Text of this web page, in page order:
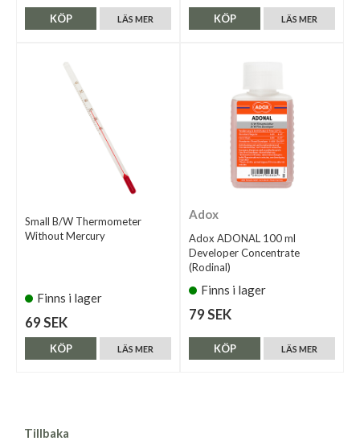
LÄS MER
KÖP LÄS MER
KÖP
Small B/W Thermometer
Without Mercury
Finns i lager
69 SEK
LÄS MER
KÖP
Adox
Adox ADONAL 100 ml
Developer Concentrate
(Rodinal)
Finns i lager
79 SEK
LÄS MER
KÖP
Tillbaka